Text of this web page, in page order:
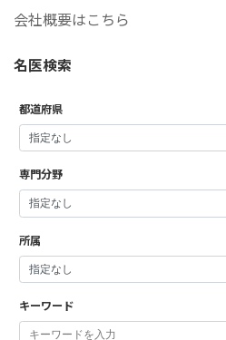
会社概要はこちら
名医検索
都道府県
専門分野
所属
キーワード